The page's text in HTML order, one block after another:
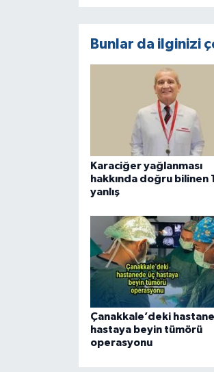
Bunlar da ilginizi
Karaciğer yağlanması
hakkında doğru bilinen
yanlış
Çanakkale’deki
hastaya beyin tümörü
operasyonu